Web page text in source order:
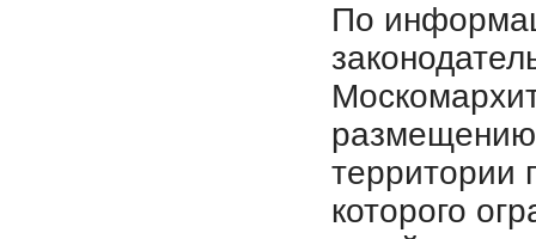
По
территории
которого